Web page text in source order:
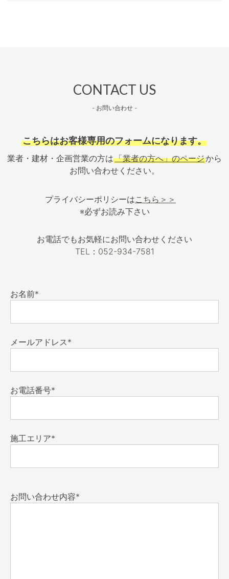
CONTACT US
- お問い合わせ -
こちらはお客様専用のフォームになります。
業者・建材・企画営業の方は「業者の方へ」のページから
お問い合わせください。
プライバシーポリシーはこちら＞＞
※必ずお読み下さい
お電話でもお気軽にお問い合わせください
TEL：052-934-7581
お名前*
メールアドレス*
お電話番号*
施工エリア*
お問い合わせ内容*